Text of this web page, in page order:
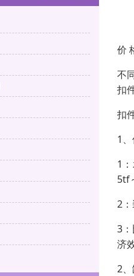
价
不
扣
扣
1
1
5tf
2
3
济
2